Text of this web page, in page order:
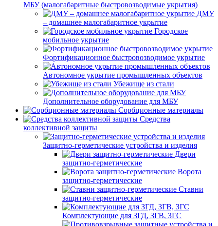
МБУ (малогабаритные быстровозводимые укрытия)
ДМУ
– домашнее малогабаритное укрытие
Городское
мобильное укрытие
Фортификационное быстровозводимое укрытие
Автономное укрытие промышленных объектов
Убежище из стали
Дополнительное оборудование для МБУ
Сорбционные материалы
Средства
коллективной защиты
Защитно-герметические устройства и изделия
Двери
защитно-герметические
Ворота
защитно-герметические
Ставни
защитно-герметические
Комплектующие для ЗГД, ЗГВ, ЗГС